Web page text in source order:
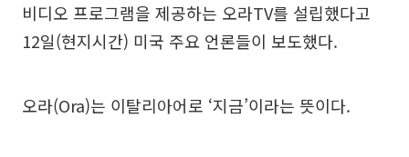
비디오 프로그램을 제공하는 오라TV를 설립했다고
12일(현지시간) 미국 주요 언론들이 보도했다.
오라(Ora)는 이탈리아어로 ‘지금’이라는 뜻이다.